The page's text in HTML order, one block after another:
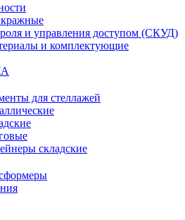
и управления доступом (СКУД)
и комплектующие
для стеллажей
складские